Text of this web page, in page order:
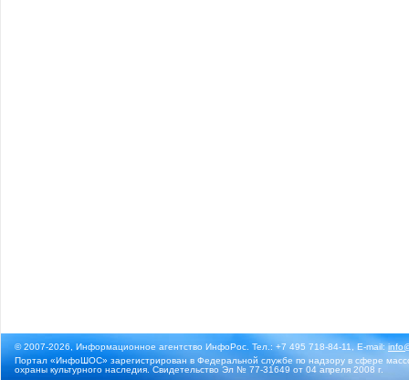
© 2007-2026, Информационное агентство ИнфоРос. Тел.: +7 495 718-84-11, E-mail:
Портал «ИнфоШОС» зарегистрирован в Федеральной службе по надзору в сфере
охраны культурного наследия. Свидетельство Эл № 77-31649 от 04 апреля 2008 г.